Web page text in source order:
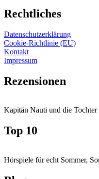
Rechtliches
Datenschutzerklärung
Cookie-Richtlinie (EU)
Kontakt
Impressum
Rezensionen
Kapitän Nauti und die Tochter
Top 10
Hörspiele für echt Sommer,